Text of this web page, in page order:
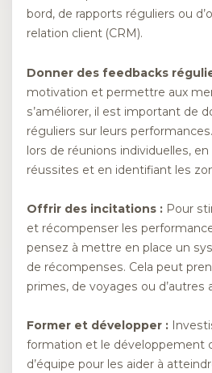
bord, de rapports réguliers ou
relation client (CRM).
Donner des feedbacks
motivation et permettre aux
s’améliorer, il est important de
réguliers sur leurs
lors de réunions individuelles,
réussites et en identifiant les
Offrir des incitations : Pour
et récompenser les
pensez à mettre en place un
de récompenses. Cela peut
primes, de voyages ou d’autres
Former et développer :
formation et le développement
d’équipe pour les aider à